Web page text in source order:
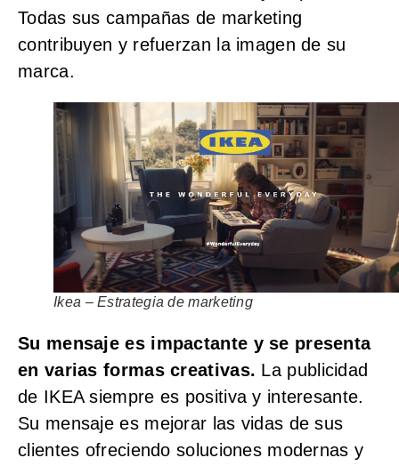
Todas sus campañas de marketing
contribuyen y refuerzan la imagen de su
marca.
Ikea – Estrategia de marketing
Su mensaje es impactante y se presenta
en varias formas creativas. La publicidad
de IKEA siempre es positiva y interesante.
Su mensaje es mejorar las vidas de sus
clientes ofreciendo soluciones modernas y